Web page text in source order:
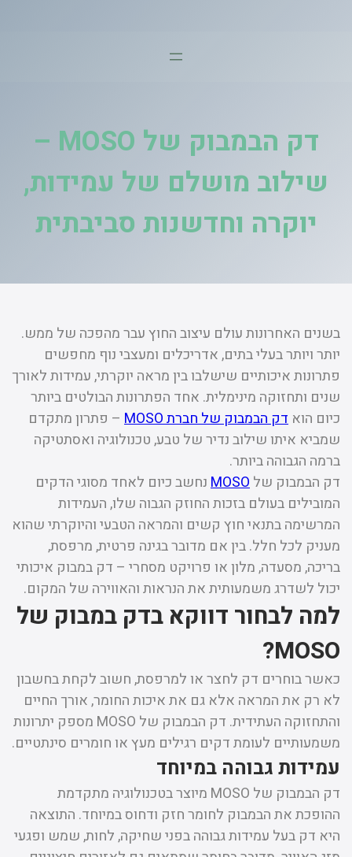
דק הבמבוק של MOSO –
שילוב מושלם של עמידות,
יוקרה וחדשנות סביבתית
בשנים האחרונות עולם עיצוב החוץ עבר מהפכה של ממש.
יותר ויותר בעלי בתים, אדריכלים ומעצבי נוף מחפשים
פתרונות איכותיים שישלבו בין מראה יוקרתי, עמידות לאורך
שנים ותחזוקה מינימלית. אחד הפתרונות הבולטים ביותר
כיום הוא דק הבמבוק של חברת MOSO
– פתרון מתקדם
שמביא איתו שילוב נדיר של טבע, טכנולוגיה ואסתטיקה
ברמה הגבוהה ביותר.
דק הבמבוק שלMOSOנחשב כיום לאחד מסוגי הדקים
המובילים בעולם בזכות החוזק הגבוה שלו, העמידות
המרשימה בתנאי חוץ קשים והמראה הטבעי והיוקרתי שהוא
מעניק לכל חלל. בין אם מדובר בגינה פרטית, מרפסת,
בריכה, מסעדה, מלון או פרויקט מסחרי – דק במבוק איכותי
יכול לשדרג משמעותית את הנראות והאווירה של המקום.
למה לבחור דווקא בדק במבוק של
MOSO?
כאשר בוחרים דק לחצר או למרפסת, חשוב לקחת בחשבון
לא רק את המראה אלא גם את איכות החומר, אורך החיים
והתחזוקה העתידית. דק הבמבוק של MOSO מספק יתרונות
משמעותיים לעומת דקים רגילים מעץ או חומרים סינתטיים.
עמידות גבוהה במיוחד
דק הבמבוק של MOSO מיוצר בטכנולוגיה מתקדמת
ההופכת את הבמבוק לחומר חזק ודחוס במיוחד. התוצאה
היא דק בעל עמידות גבוהה בפני שחיקה, לחות, שמש ופגעי